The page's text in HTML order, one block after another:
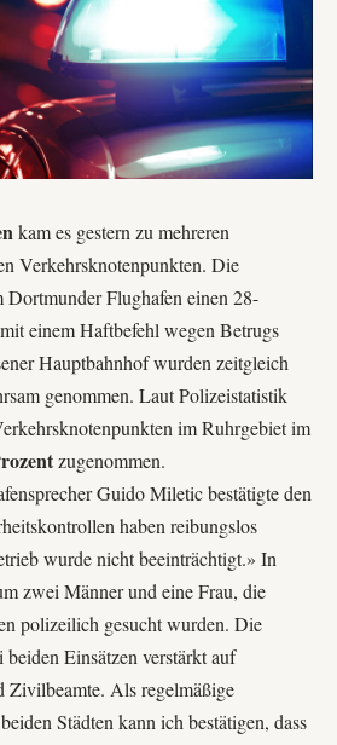
kam es gestern zu mehreren
Verkehrsknotenpunkten. Die
Dortmunder Flughafen einen 28-
einem Haftbefehl wegen Betrugs
Hauptbahnhof wurden zeitgleich
genommen. Laut Polizeistatistik
im Ruhrgebiet im
zugenommen.
Guido Mileticbestätigte den
haben reibungslos
wurde nicht beeinträchtigt.» In
zwei Männer und eine Frau, die
polizeilich gesucht wurden. Die
Einsätzen verstärkt auf
Zivilbeamte. Als regelmäßige
Städten kann ich bestätigen, dass